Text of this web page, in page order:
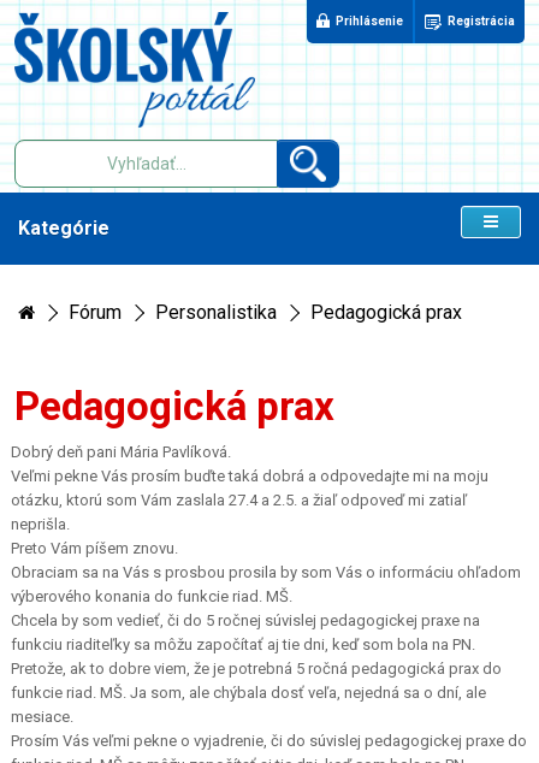
Prihlásenie Registrácia
Kategórie
Fórum Personalistika Pedagogická prax
Pedagogická prax
Dobrý deň pani Mária Pavlíková.
Veľmi pekne Vás prosím buďte taká dobrá a odpovedajte mi na moju
otázku, ktorú som Vám zaslala 27.4 a 2.5. a žiaľ odpoveď mi zatiaľ
neprišla.
Preto Vám píšem znovu.
Obraciam sa na Vás s prosbou prosila by som Vás o informáciu ohľadom
výberového konania do funkcie riad. MŠ.
Chcela by som vedieť, či do 5 ročnej súvislej pedagogickej praxe na
funkciu riaditeľky sa môžu započítať aj tie dni, keď som bola na PN.
Pretože, ak to dobre viem, že je potrebná 5 ročná pedagogická prax do
funkcie riad. MŠ. Ja som, ale chýbala dosť veľa, nejedná sa o dní, ale
mesiace.
Prosím Vás veľmi pekne o vyjadrenie, či do súvislej pedagogickej praxe do